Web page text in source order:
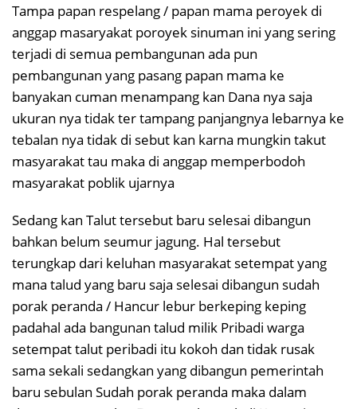
Tampa papan respelang / papan mama peroyek di
anggap masaryakat poroyek sinuman ini yang sering
terjadi di semua pembangunan ada pun
pembangunan yang pasang papan mama ke
banyakan cuman menampang kan Dana nya saja
ukuran nya tidak ter tampang panjangnya lebarnya ke
tebalan nya tidak di sebut kan karna mungkin takut
masyarakat tau maka di anggap memperbodoh
masyarakat poblik ujarnya
Sedang kan Talut tersebut baru selesai dibangun
bahkan belum seumur jagung. Hal tersebut
terungkap dari keluhan masyarakat setempat yang
mana talud yang baru saja selesai dibangun sudah
porak peranda / Hancur lebur berkeping keping
padahal ada bangunan talud milik Pribadi warga
setempat talut peribadi itu kokoh dan tidak rusak
sama sekali sedangkan yang dibangun pemerintah
baru sebulan Sudah porak peranda maka dalam